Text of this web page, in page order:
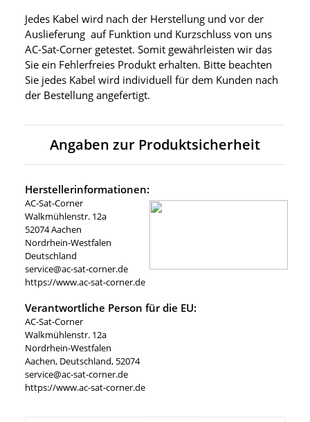
Jedes Kabel wird nach der Herstellung und vor der
Auslieferung auf Funktion und Kurzschluss von uns
AC-Sat-Corner getestet. Somit gewährleisten wir das
Sie ein Fehlerfreies Produkt erhalten. Bitte beachten
Sie jedes Kabel wird individuell für dem Kunden nach
der Bestellung angefertigt.
Angaben zur Produktsicherheit
Herstellerinformationen:
AC-Sat-Corner
Walkmühlenstr. 12a
52074 Aachen
Nordrhein-Westfalen
Deutschland
service@ac-sat-corner.de
https://www.ac-sat-corner.de
Verantwortliche Person für die EU:
AC-Sat-Corner
Walkmühlenstr. 12a
Nordrhein-Westfalen
Aachen, Deutschland, 52074
service@ac-sat-corner.de
https://www.ac-sat-corner.de